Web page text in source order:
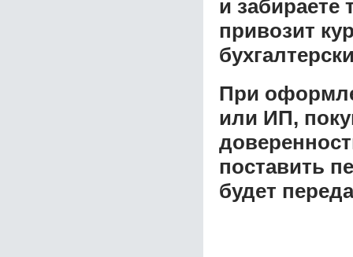
и забираете
привозит
При
или ИП,
поставить
будет